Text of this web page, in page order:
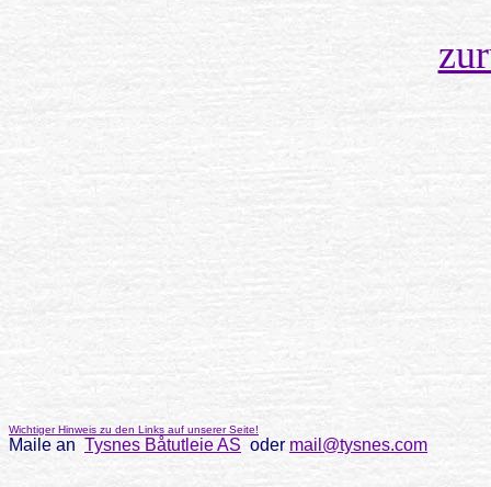
Wichtiger Hinweis zu den Links auf unserer Seite!
Maile an Tysnes Båtutleie AS oder mail@tysnes.com